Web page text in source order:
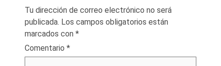
Tu dirección de correo electrónico no será
publicada. Los campos obligatorios están
marcados con *
Comentario *